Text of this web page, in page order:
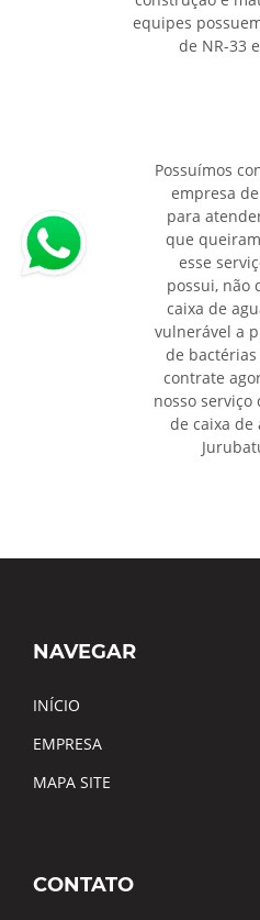
equipes
de NR-33
Possuímos
empresa
para
que
esse
possui, não
caixa de
vulnerável a
de
contrate
nosso serviço
de caixa de
NAVEGAR
INÍCIO
EMPRESA
MAPA SITE
CONTATO